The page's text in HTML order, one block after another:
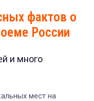
фактов о
России
и много
мест на